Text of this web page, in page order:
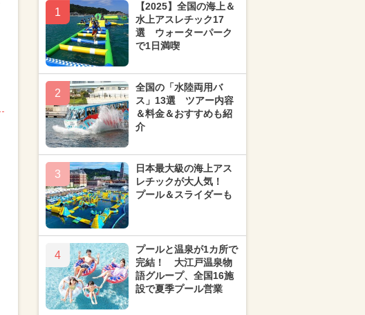
1
【2025】全国の海上＆
水上アスレチック17
選 ウォーターパーク
で1日満喫
2
全国の「水陸両用バ
ス」13選 ツアー内容
＆料金＆おすすめも紹
介
3
日本最大級の海上アス
レチックが大人気！
プール＆スライダーも
4
プールと温泉が1カ所で
完結！ 大江戸温泉物
語グループ、全国16施
設で夏季プール営業